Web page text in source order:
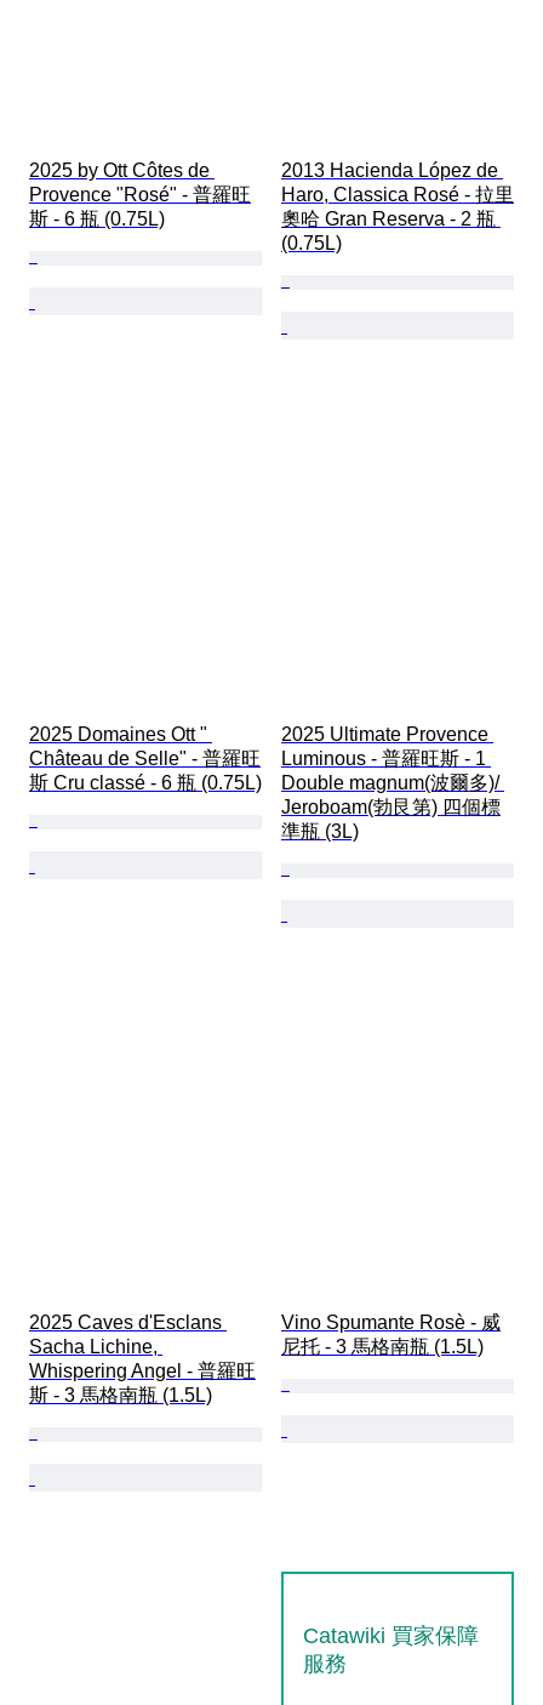
2025 by Ott Côtes de
Provence "Rosé" - 普羅旺
斯 - 6 瓶 (0.75L)
2013 Hacienda López de
Haro, Classica Rosé - 拉里
奧哈 Gran Reserva - 2 瓶
(0.75L)
2025 Domaines Ott "
Château de Selle" - 普羅旺
斯 Cru classé - 6 瓶 (0.75L)
2025 Ultimate Provence
Luminous - 普羅旺斯 - 1
Double magnum(波爾多)/
Jeroboam(勃艮第) 四個標
準瓶 (3L)
2025 Caves d'Esclans
Sacha Lichine,
Whispering Angel - 普羅旺
斯 - 3 馬格南瓶 (1.5L)
Vino Spumante Rosè - 威
尼托 - 3 馬格南瓶 (1.5L)
Catawiki 買家保障
服務